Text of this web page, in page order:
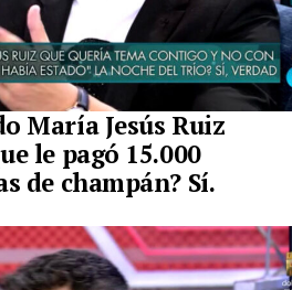
María Jesús Ruiz
le pagó 15.000
de champán? Sí.